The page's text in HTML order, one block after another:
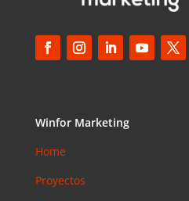
Winfor Marketing
Home
Proyectos